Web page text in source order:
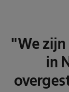
"We zijn
in